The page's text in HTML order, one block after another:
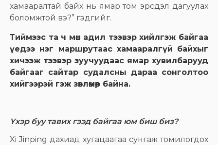
хамааралтай байх нь ямар том эрсдэл дагуулах
боломжтой вэ?” гэдгийг.
Тиймээс та ч мөн адил тээвэр хийлгэж байгаа
үедээ нэг маршрутаас хамааралгүй байхыг
хичээж тээвэр зуучуудаас ямар хувилбарууд
байгааг сайтар судалсны дараа сонголтоо
хийгээрэй гэж зөвлөмөөр байна.
Үхэр буу тавих гээд байгаа юм биш биз?
Xi Jinping дахиад хугацаагаа сунгаж томилогдох